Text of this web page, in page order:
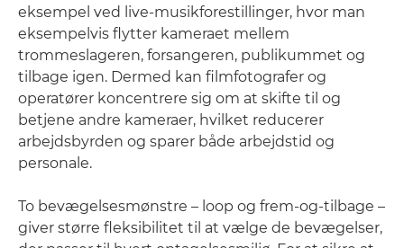
eksempel ved live-musikforestillinger, hvor man
eksempelvis flytter kameraet mellem
trommeslageren, forsangeren, publikummet og
tilbage igen. Dermed kan filmfotografer og
operatører koncentrere sig om at skifte til og
betjene andre kameraer, hvilket reducerer
arbejdsbyrden og sparer både arbejdstid og
personale.
To bevægelsesmønstre – loop og frem-og-tilbage –
giver større fleksibilitet til at vælge de bevægelser,